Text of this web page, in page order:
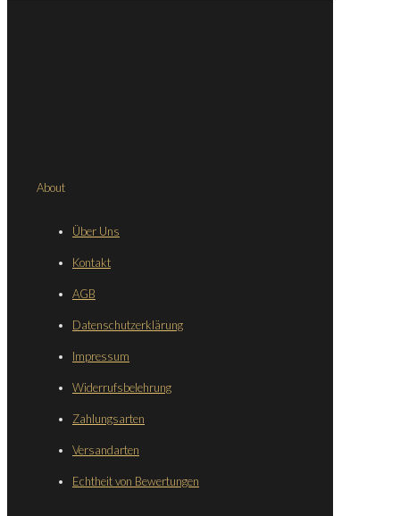
About
Über Uns
Kontakt
AGB
Datenschutzerklärung
Impressum
Widerrufsbelehrung
Zahlungsarten
Versandarten
Echtheit von Bewertungen